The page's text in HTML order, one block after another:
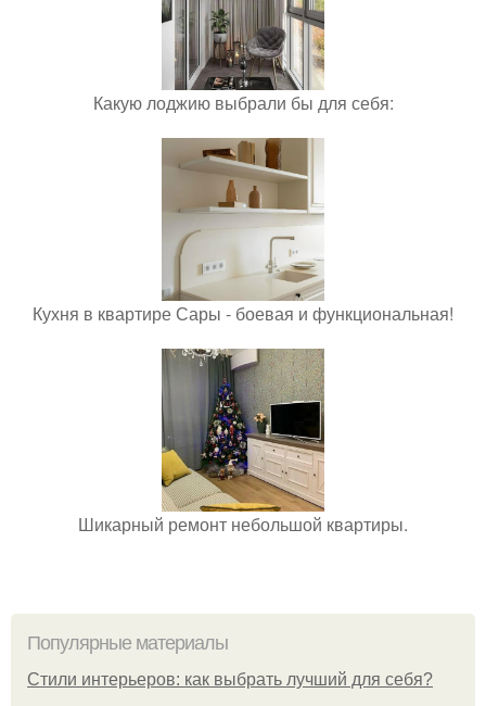
Какую лоджию выбрали бы для себя:
Кухня в квартире Сары - боевая и функциональная!
Шикарный ремонт небольшой квартиры.
Популярные материалы
Стили интерьеров: как выбрать лучший для себя?